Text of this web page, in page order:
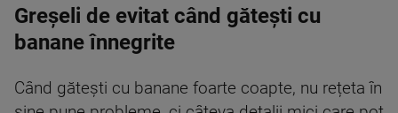
Greșeli de evitat când gătești cu
banane înnegrite
Când gătești cu banane foarte coapte, nu rețeta în